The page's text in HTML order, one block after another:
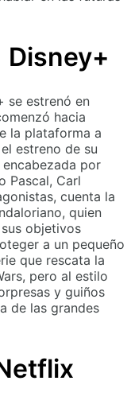
Disney+
se estrenó en
hacia
la plataforma a
estreno de su
por
Pascal, Carl
cuenta la
quien
objetivos
a un pequeño
que rescata la
pero al estilo
y guiños
de las grandes